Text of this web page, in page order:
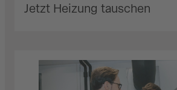
Jetzt Heizung tauschen